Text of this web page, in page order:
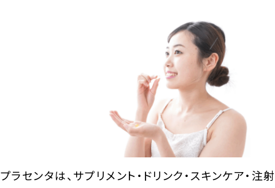
プラセンタは、サプリメント・ドリンク・スキンケア・注射